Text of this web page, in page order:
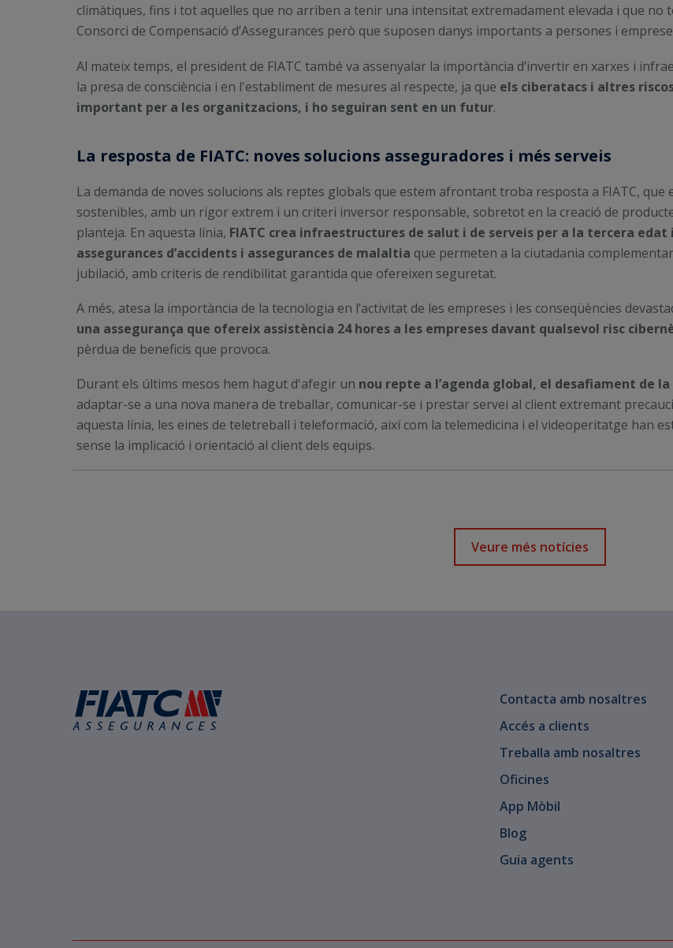
climàtiques, fins i tot aquelles que no arriben a tenir una intensitat extremadament elevada i que no
Consorci de Compensació d’Assegurances però que suposen danys importants a persones i
Al mateix temps, el president de FIATC també va assenyalar la importància d’invertir en xarxes i
la presa de consciència i en l'establiment de mesures al respecte, ja que els ciberatacs i altres
important per a les organitzacions, i ho seguiran sent en un futur.
La resposta de FIATC: noves solucions asseguradores i més serveis
La demanda de noves solucions als reptes globals que estem afrontant troba resposta a FIATC,
sostenibles, amb un rigor extrem i un criteri inversor responsable, sobretot en la creació de
planteja. En aquesta línia, FIATC crea infraestructures de salut i de serveis per a la tercera
assegurances d’accidents i assegurances de malaltia que permeten a la ciutadania
jubilació, amb criteris de rendibilitat garantida que ofereixen seguretat.
A més, atesa la importància de la tecnologia en l’activitat de les empreses i les conseqüències
una assegurança que ofereix assistència 24 hores a les empreses davant qualsevol risc
pèrdua de beneficis que provoca.
Durant els últims mesos hem hagut d'afegir un nou repte a l’agenda global, el desafiament de la
adaptar-se a una nova manera de treballar, comunicar-se i prestar servei al client extremant
aquesta línia, les eines de teletreball i teleformació, així com la telemedicina i el videoperitatge han
sense la implicació i orientació al client dels equips.
Veure més notícies
Contacta amb nosaltres
Accés a clients
Treballa amb nosaltres
Oficines
App Mòbil
Blog
Guia agents